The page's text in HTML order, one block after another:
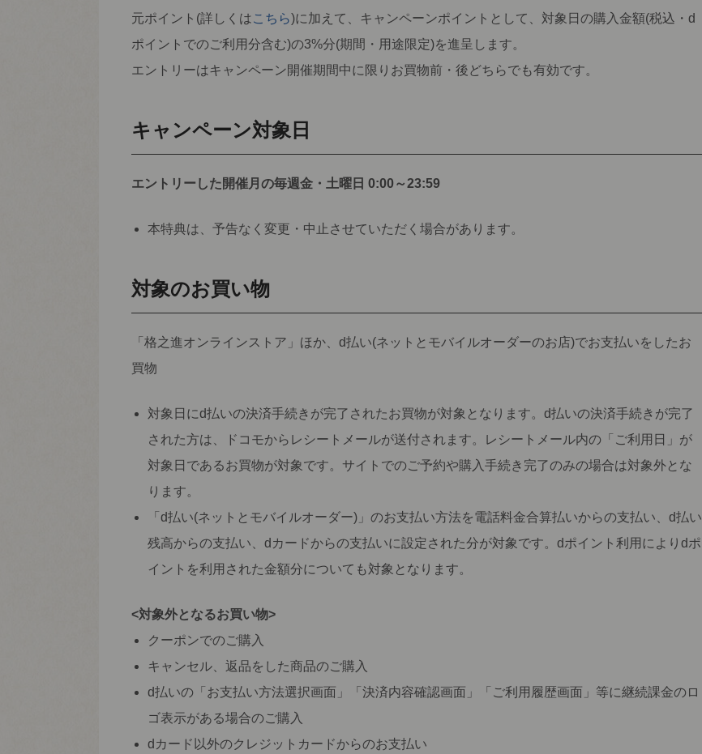
元ポイント(詳しくはこちら)に加えて、キャンペーンポイントとして、対象日の購入金額(税込・d
ポイントでのご利用分含む)の3%分(期間・用途限定)を進呈します。
エントリーはキャンペーン開催期間中に限りお買物前・後どちらでも有効です。
キャンペーン対象日
エントリーした開催月の毎週金・土曜日 0:00～23:59
本特典は、予告なく変更・中止させていただく場合があります。
対象のお買い物
「格之進オンラインストア」ほか、d払い(ネットとモバイルオーダーのお店)でお支払いをしたお
買物
対象日にd払いの決済手続きが完了されたお買物が対象となります。d払いの決済手続きが完了
された方は、ドコモからレシートメールが送付されます。レシートメール内の「ご利用日」が
対象日であるお買物が対象です。サイトでのご予約や購入手続き完了のみの場合は対象外とな
ります。
「d払い(ネットとモバイルオーダー)」のお支払い方法を電話料金合算払いからの支払い、d払い
残高からの支払い、dカードからの支払いに設定された分が対象です。dポイント利用によりdポ
イントを利用された金額分についても対象となります。
<対象外となるお買い物>
クーポンでのご購入
キャンセル、返品をした商品のご購入
d払いの「お支払い方法選択画面」「決済内容確認画面」「ご利用履歴画面」等に継続課金のロ
ゴ表示がある場合のご購入
dカード以外のクレジットカードからのお支払い